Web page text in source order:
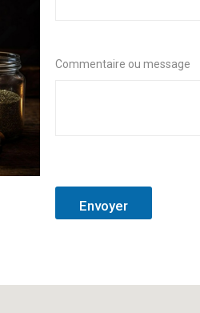
Commentaire ou message
Envoyer